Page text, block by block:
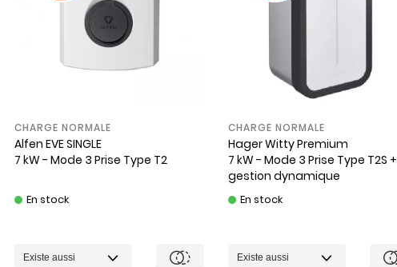
CHARGE NORMALE
Alfen EVE SINGLE
7 kW - Mode 3 Prise Type T2
En stock
CHARGE NORMALE
HagerWitty Premium
7 kW - Mode 3 Prise Type T2S +
gestion dynamique
En stock